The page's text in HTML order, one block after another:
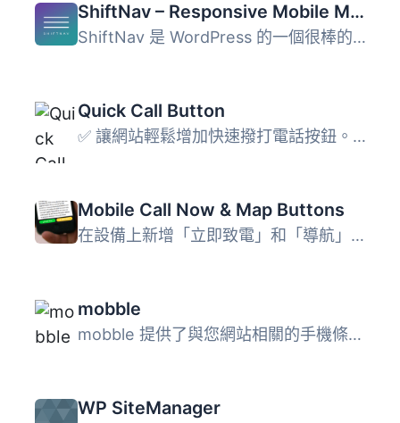
ShiftNav – Responsive Mobile Menu
ShiftNav 是 WordPress 的一個很棒的行動裝置選單外掛程式。...
Quick Call Button
✅ 讓網站輕鬆增加快速撥打電話按鈕。 ✅ Quick Call Button ...
Mobile Call Now & Map Buttons
在設備上新增「立即致電」和「導航」按鈕 容易自定義列、文...
mobble
mobble 提供了與您網站相關的手機條件函數，例如 is_iphone()...
WP SiteManager